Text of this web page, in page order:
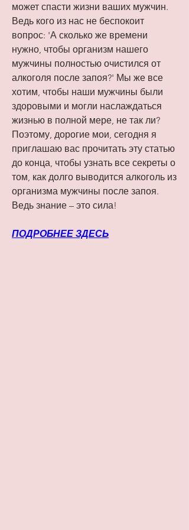
может спасти жизни ваших мужчин.
Ведь кого из нас не беспокоит
вопрос: 'А сколько же времени
нужно, чтобы организм нашего
мужчины полностью очистился от
алкоголя после запоя?' Мы же все
хотим, чтобы наши мужчины были
здоровыми и могли наслаждаться
жизнью в полной мере, не так ли?
Поэтому, дорогие мои, сегодня я
приглашаю вас прочитать эту статью
до конца, чтобы узнать все секреты о
том, как долго выводится алкоголь из
организма мужчины после запоя.
Ведь знание – это сила!
ПОДРОБНЕЕ ЗДЕСЬ